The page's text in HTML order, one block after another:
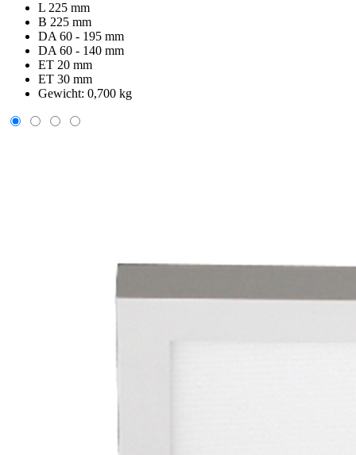
L 225 mm
B 225 mm
DA 60 - 195 mm
DA 60 - 140 mm
ET 20 mm
ET 30 mm
Gewicht: 0,700 kg